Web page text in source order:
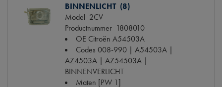
BINNENLICHT (8)
Model 2CV
Productnummer 1808010
OE Citroën A54503A
Codes 008-990 | A54503A |
AZ4503A | AZ54503A |
BINNENVERLICHT
Maten [PW 1]